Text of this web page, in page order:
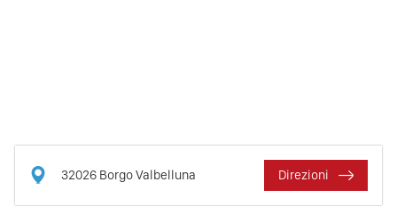
32026 Borgo Valbelluna Direzioni